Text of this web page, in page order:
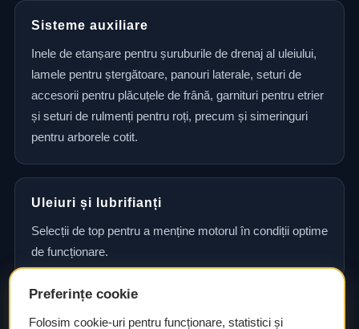
Sisteme auxiliare
Inele de etanșare pentru șuruburile de drenaj al uleiului,
lamele pentru ștergătoare, panouri laterale, seturi de
accesorii pentru plăcuțele de frână, garnituri pentru etrier
și seturi de rulmenți pentru roți, precum și simeringuri
pentru arborele cotit.
Uleiuri și lubrifianți
Selecții de top pentru a menține motorul în condiții optime
de funcționare.
Consultanță și asistență tehnică
Preferințe cookie
Folosim cookie-uri pentru funcționare, statistici și